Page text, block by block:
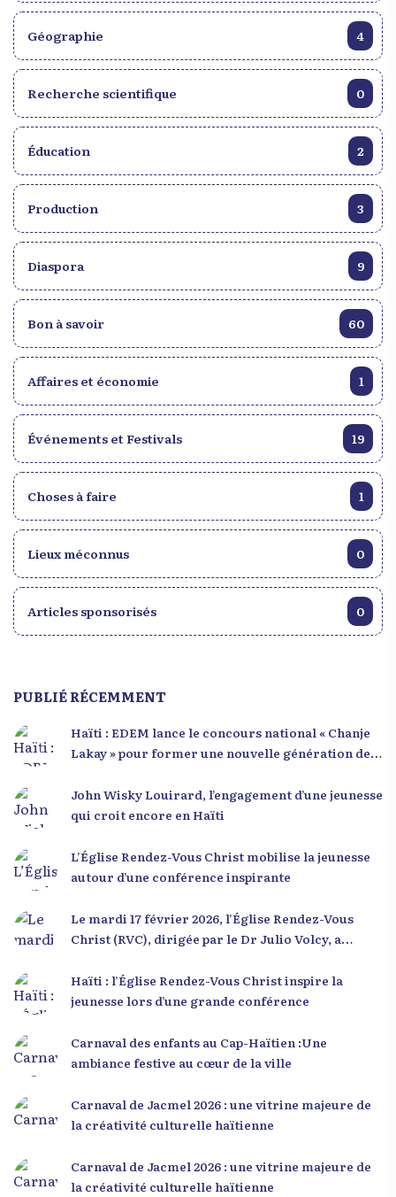
aimait à dire : « l’homme est un apprenti, la
douleur est son maitre. Et nul ne se connait tant qu’il
n’a pas souffert. » L’artiste doit produire sous tous
les cieux. Telle est sa vocation. Les incompétents au
pouvoir, les bandits légaux ou de grands-chemins,
la cherté de la vie, le chômage, les chagrins
d’amour sont autant de sujets de préoccupations
pour lui. S’il est vrai que ventre affamé n’a point
d’oreilles, toujours est-il qu’il garde le cerveau en
éveil. Que dis-je, il le stimule au point de créer des
œuvres intemporelles. Monsieur Pitié vous avez un
bel avenir devant vous. Oeuvre de Jean Rony
Charles, le livre est disponible chez les Éditions
Géographie 4
Recherche scientifique 0
Éducation 2
Production 3
Diaspora 9
Bon à savoir 60
Affaires et économie 1
Événements et Festivals 19
Choses à faire 1
Lieux méconnus 0
Articles sponsorisés 0
PUBLIÉ RÉCEMMENT
Haïti : EDEM lance le concours national « Chanje
Lakay » pour former une nouvelle génération de
John Wisky Louirard, l’engagement d’une jeunesse
qui croit encore en Haïti
L’Église Rendez-Vous Christ mobilise la jeunesse
autour d’une conférence inspirante
Le mardi 17 février 2026, l’Église Rendez-Vous
Christ (RVC), dirigée par le Dr Julio Volcy, a
dans ses locaux à Delmas 75 pour une conférence
placée sous le thème « Menm Ou Menm Tou ».
occasion unique de se rencontrer, d’échanger et
d’écouter des interventions motivantes centrées
citoyen. Des messages forts pour la jeunesse Lors
de sa première intervention, intitulée « Jenès la
croire en leur potentiel et à rejeter toute forme
de fatalisme. Il a particulièrement insisté sur
Haïti : l’Église Rendez-Vous Christ inspire la
jeunesse lors d’une grande conférence
Carnaval des enfants au Cap-Haïtien :Une
ambiance festive au cœur de la ville
Carnaval de Jacmel 2026 : une vitrine majeure de
la créativité culturelle haïtienne
Carnaval de Jacmel 2026 : une vitrine majeure de
la créativité culturelle haïtienne